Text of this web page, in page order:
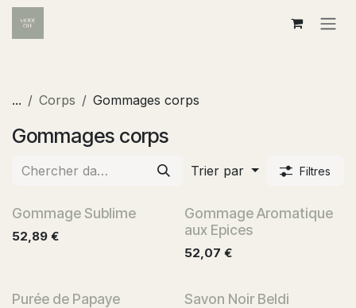
Se rendre au contenu
... Corps Gommages corps
Gommages corps
Trier par Filtres
Gommage Sublime
52,89 €
Gommage Aromatique
aux Epices
52,07 €
Purée de Papaye Savon Noir Beldi